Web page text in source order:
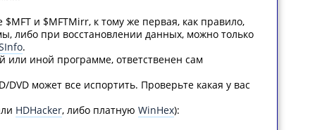
и $MFTMirr, к тому же первая, как правило,
либо при восстановлении данных, можно только
.
иной программе, ответственен сам
DVD может все испортить. Проверьте какая у вас
HDHacker, либо платную WinHex):